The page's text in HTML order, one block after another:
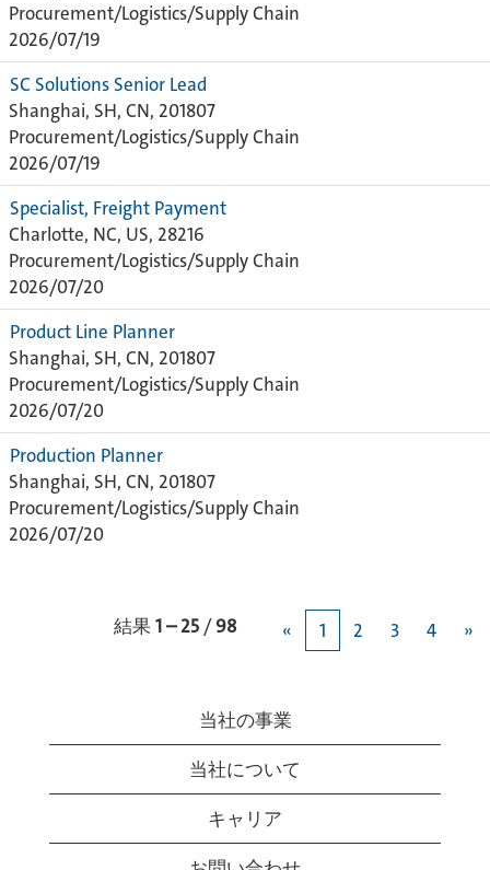
Procurement/Logistics/Supply Chain
2026/07/19
SC Solutions Senior Lead
Shanghai, SH, CN, 201807
Procurement/Logistics/Supply Chain
2026/07/19
Specialist, Freight Payment
Charlotte, NC, US, 28216
Procurement/Logistics/Supply Chain
2026/07/20
Product Line Planner
Shanghai, SH, CN, 201807
Procurement/Logistics/Supply Chain
2026/07/20
Production Planner
Shanghai, SH, CN, 201807
Procurement/Logistics/Supply Chain
2026/07/20
結果 1 – 25 /98 « 1 2 3 4 »
当社の事業
当社について
キャリア